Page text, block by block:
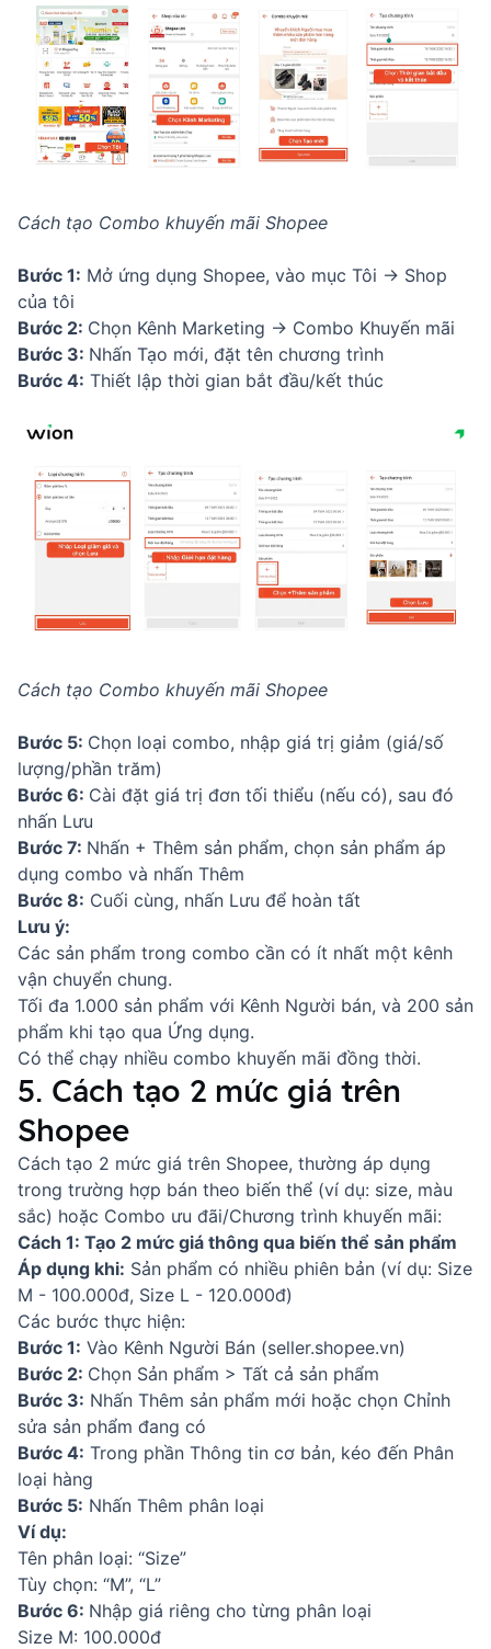
Cách tạo Combo khuyến mãi Shopee
Bước 1: Mở ứng dụng Shopee, vào mục Tôi → Shop
của tôi
Bước 2: Chọn Kênh Marketing → Combo Khuyến mãi
Bước 3: Nhấn Tạo mới, đặt tên chương trình
Bước 4: Thiết lập thời gian bắt đầu/kết thúc
Cách tạo Combo khuyến mãi Shopee
Bước 5: Chọn loại combo, nhập giá trị giảm (giá/số
lượng/phần trăm)
Bước 6: Cài đặt giá trị đơn tối thiểu (nếu có), sau đó
nhấn Lưu
Bước 7: Nhấn + Thêm sản phẩm, chọn sản phẩm áp
dụng combo và nhấn Thêm
Bước 8: Cuối cùng, nhấn Lưu để hoàn tất
Lưu ý:
Các sản phẩm trong combo cần có ít nhất một kênh
vận chuyển chung.
Tối đa 1.000 sản phẩm với Kênh Người bán, và 200 sản
phẩm khi tạo qua Ứng dụng.
Có thể chạy nhiều combo khuyến mãi đồng thời.
5. Cách tạo 2 mức giá trên
Shopee
Cách tạo 2 mức giá trên Shopee, thường áp dụng
trong trường hợp bán theo biến thể (ví dụ: size, màu
sắc) hoặc Combo ưu đãi/Chương trình khuyến mãi:
Cách 1: Tạo 2 mức giá thông qua biến thể sản phẩm
Áp dụng khi: Sản phẩm có nhiều phiên bản (ví dụ: Size
M - 100.000đ, Size L - 120.000đ)
Các bước thực hiện:
Bước 1: Vào Kênh Người Bán (seller.shopee.vn)
Bước 2: Chọn Sản phẩm > Tất cả sản phẩm
Bước 3: Nhấn Thêm sản phẩm mới hoặc chọn Chỉnh
sửa sản phẩm đang có
Bước 4: Trong phần Thông tin cơ bản, kéo đến Phân
loại hàng
Bước 5: Nhấn Thêm phân loại
Ví dụ:
Tên phân loại: “Size”
Tùy chọn: “M”, “L”
Bước 6: Nhập giá riêng cho từng phân loại
Size M: 100.000đ